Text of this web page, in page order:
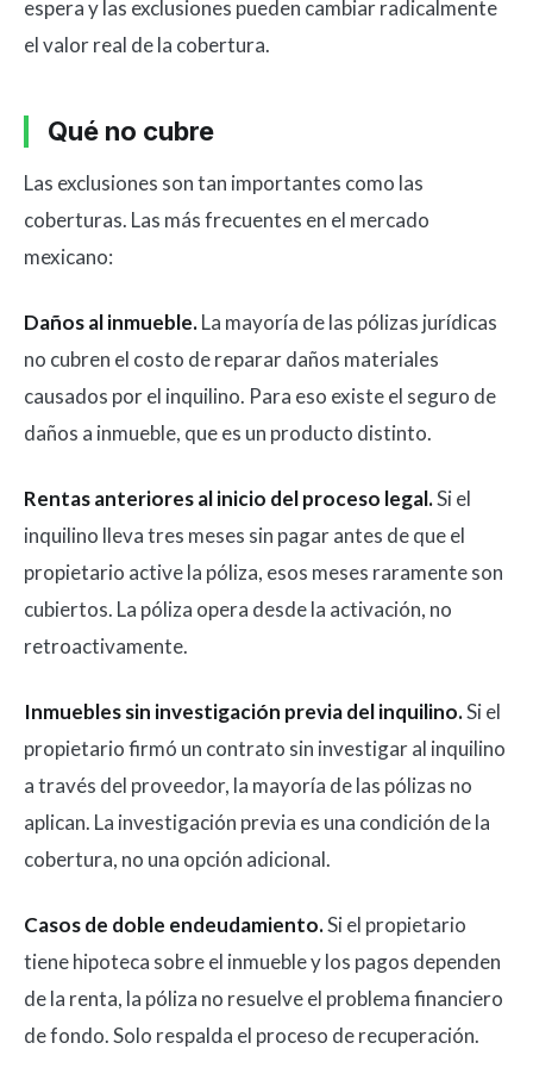
espera y las exclusiones pueden cambiar radicalmente
el valor real de la cobertura.
Qué no cubre
Las exclusiones son tan importantes como las
coberturas. Las más frecuentes en el mercado
mexicano:
Daños al inmueble.La mayoría de las pólizas jurídicas
no cubren el costo de reparar daños materiales
causados por el inquilino. Para eso existe el seguro de
daños a inmueble, que es un producto distinto.
Rentas anteriores al inicio del proceso legal.Si el
inquilino lleva tres meses sin pagar antes de que el
propietario active la póliza, esos meses raramente son
cubiertos. La póliza opera desde la activación, no
retroactivamente.
Inmuebles sin investigación previa del inquilino.Si el
propietario firmó un contrato sin investigar al inquilino
a través del proveedor, la mayoría de las pólizas no
aplican. La investigación previa es una condición de la
cobertura, no una opción adicional.
Casos de doble endeudamiento.Si el propietario
tiene hipoteca sobre el inmueble y los pagos dependen
de la renta, la póliza no resuelve el problema financiero
de fondo. Solo respalda el proceso de recuperación.